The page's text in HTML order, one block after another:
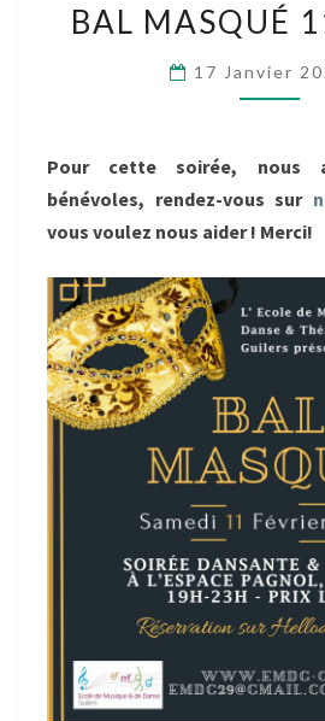
FÉV.
BAL MASQUÉ
17 Janvier
Pour cette soirée, nous
bénévoles, rendez-vous sur
vous voulez nous aider ! Merci!